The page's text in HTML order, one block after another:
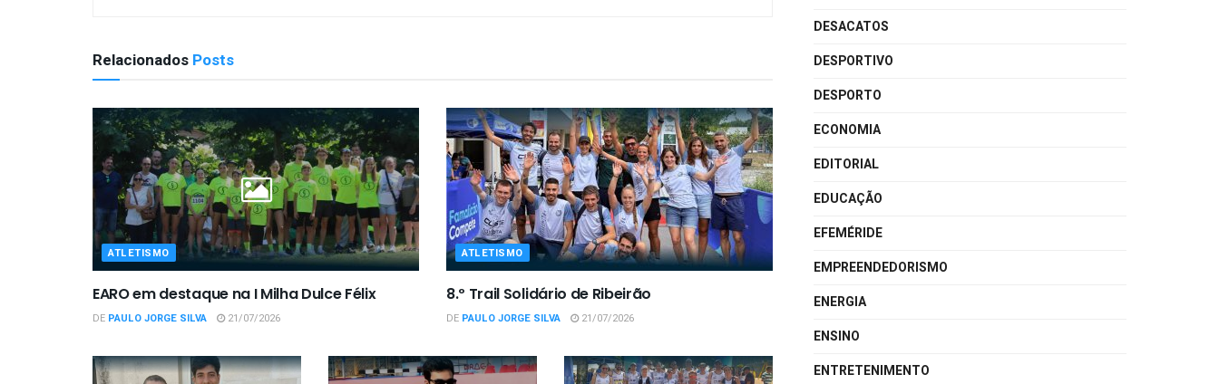
Relacionados Posts
ATLETISMO
EARO em destaque na I Milha Dulce Félix
DE PAULO JORGE SILVA 21/07/2026
ATLETISMO
8.º Trail Solidário de Ribeirão
DE PAULO JORGE SILVA 21/07/2026
DESACATOS
DESPORTIVO
DESPORTO
ECONOMIA
EDITORIAL
EDUCAÇÃO
EFEMÉRIDE
EMPREENDEDORISMO
ENERGIA
ENSINO
ENTRETENIMENTO